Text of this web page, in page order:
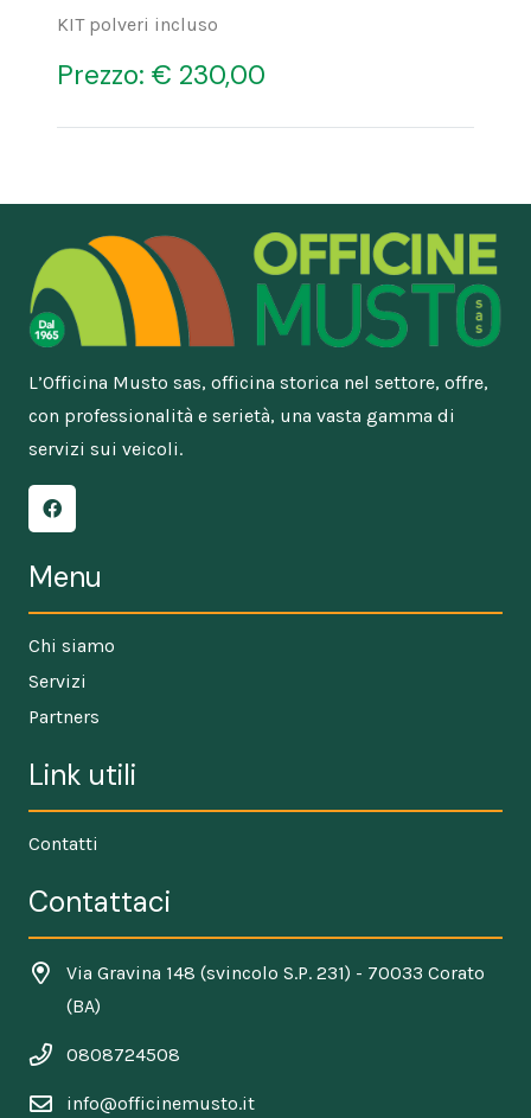
KIT polveri incluso
Prezzo: € 230,00
L’Officina Musto sas, officina storica nel settore, offre,
con professionalità e serietà, una vasta gamma di
servizi sui veicoli.
Menu
Chi siamo
Servizi
Partners
Link utili
Contatti
Contattaci
Via Gravina 148 (svincolo S.P. 231) - 70033 Corato
(BA)
0808724508
info@officinemusto.it